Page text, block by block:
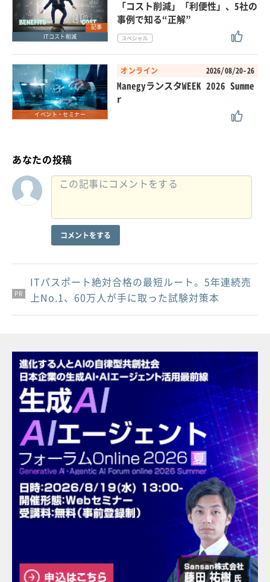
記事
ITコスト削減
「コスト削減」「利便性」、5社の
事例で知る“正解”
イベント・セミナー
オンライン 2026/08/20-26
ManegyランスタWEEK 2026 Summe
r
あなたの投稿
コメントをする
PR
PR
PR
ITパスポート絶対合格の最短ルート。5年連続売
上No.1、60万人が手に取った試験対策本